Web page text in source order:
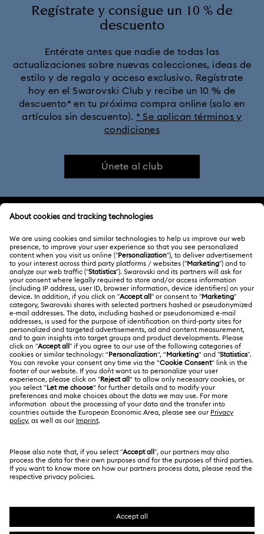
Regístrate y consigue un 10 % de
descuento
Entérate antes que nadie de todas las
actualizaciones sobre nuevas colecciones, ideas de
estilo y de regalo y acceso exclusivo. Regístrate
hoy en el Swarovski Club y recibe un 10 % de
descuento* en tu próxima compra online (solo en
artículos sin descuento). * Se aplican términos y
condiciones
Únete al club
ATENCIÓN AL CLIENTE
Información general del servicio al cliente
Saldo de la tarjeta regalo
Estado de la reparación
Contacto
Guía de tamaños
Buscador de tiendas
ACERCA DE NOSOTROS
Acerca de Swarovski
Trabaja con nosotros
Alumni Community
Para profesionales
Mapa Web
Kristallwelten
CONDICIONES LEGALES
Condiciones De Uso
Terminos & Condiciones
Política De Privacidad
Pie De Imprenta
Otros países/regiones
English
Deutsch Español Français
SWAROVSKI® y el logotipo del cisne son marcas
comerciales registradas de Swarovski AG.